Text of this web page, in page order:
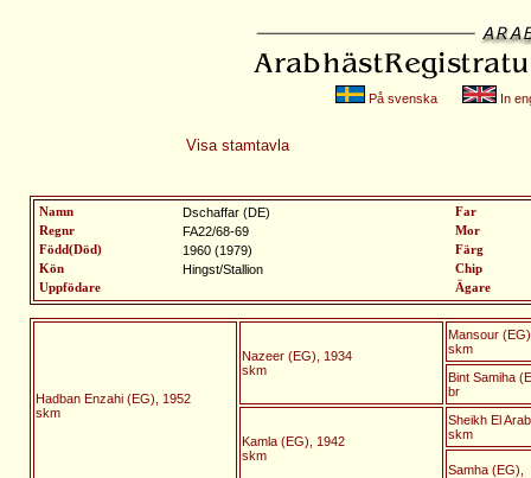
På svenska In
Visa stamtavla
Namn Dschaffar (DE)
Far
Regnr
FA22/68-69
Mor
Född(Död)
1960 (1979)
Färg
Kön
Hingst/Stallion
Chip
Uppfödare
Ägare
Hadban Enzahi (EG), 1952
skm
Nazeer (EG), 1934
skm
Mansour
skm
Bint Samiha
br
Kamla (EG), 1942
skm
Sheikh El
skm
Samha (EG),